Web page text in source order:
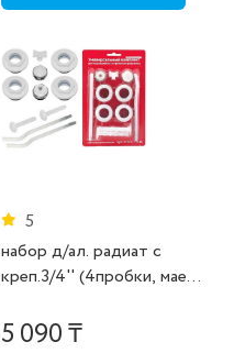
5
набор д/ал. радиат с
креп.3/4'' (4пробки, маев.,
5 090 ₸